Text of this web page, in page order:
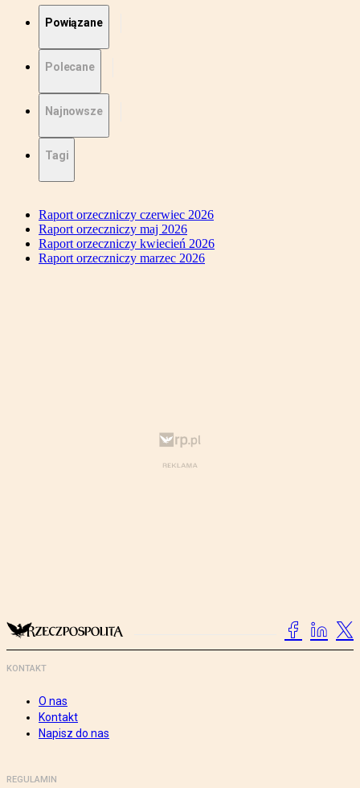
Powiązane
Polecane
Najnowsze
Tagi
Raport orzeczniczy czerwiec 2026
Raport orzeczniczy maj 2026
Raport orzeczniczy kwiecień 2026
Raport orzeczniczy marzec 2026
KONTAKT
O nas
Kontakt
Napisz do nas
REGULAMIN